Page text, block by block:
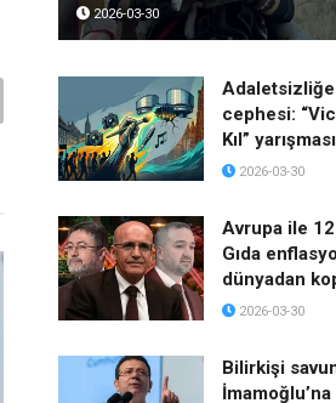
2026-03-30
Adaletsizliğe
cephesi:
Kıl”
2026-03-30
Avrupa ile
Gıda
dünyadan
2026-03-30
Bilirkişi